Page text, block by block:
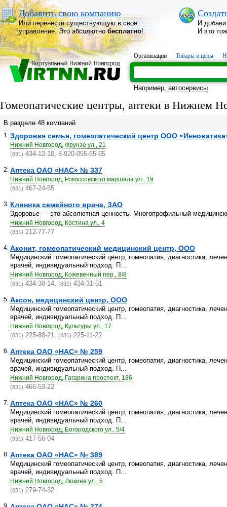
Добавить свою компанию
Или перенести существующую в своё
управление. Это абсолютнобесплатно!
И
И это
Организации Товары и цены
Например, автосервисы
Гомеопатические центры, аптеки в Нижнем
В разделе 48 компаний
1. Здоровая семья, гомеопатический центр ООО
Нижний Новгород, Фрунзе ул., 21
(831) 434-12-10, 8-920-055-65-65
2. Аптека ОАО «НАС» № 337
Нижний Новгород, Рокоссовского маршала ул., 19
(831) 467-24-55
3. Клиника семейного врача, ЗАО
Здоровье — это абсолютная ценность. Многопрофильный
Нижний Новгород, Костина ул., 4
(831) 212-77-77
4. Аконит, гомеопатический медицинский центр, ООО
Медицинский гомеопатический центр, гомеопатия, диагностика,
врачей, индивидуальный подход. П...
Нижний Новгород, Кожевенный пер., 8/8
(831) 434-30-14, (831) 434-31-51
5. Аксон, медицинский центр, ООО
Медицинский гомеопатический центр, гомеопатия, диагностика,
врачей, индивидуальный подход. П...
Нижний Новгород, Культуры ул., 17
(831) 225-88-21, (831) 225-11-22
6. Аптека ОАО «НАС» № 259
Медицинский гомеопатический центр, гомеопатия, диагностика,
врачей, индивидуальный подход. П...
Нижний Новгород, Гагарина проспект, 186
(831) 466-53-22
7. Аптека ОАО «НАС» № 260
Медицинский гомеопатический центр, гомеопатия, диагностика,
врачей, индивидуальный подход. П...
Нижний Новгород, Богородского ул., 5/4
(831) 417-56-04
8. Аптека ОАО «НАС» № 389
Медицинский гомеопатический центр, гомеопатия, диагностика,
врачей, индивидуальный подход. П...
Нижний Новгород, Люкина ул., 5
(831) 279-74-32